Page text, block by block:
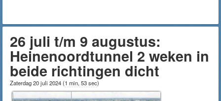
26 juli t/m 9 augustus:
Heinenoordtunnel 2 weken in
beide richtingen dicht
Zaterdag 20 juli 2024(1 min, 53 sec)